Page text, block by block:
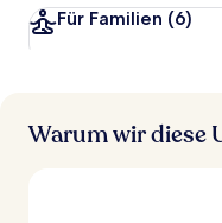
Für Familien (6)
Warum wir diese